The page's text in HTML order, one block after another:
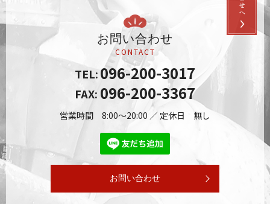
お問い合わせ
CONTACT
TEL:096-200-3017
FAX: 096-200-3367
営業時間 8:00～20:00 ／ 定休日 無し
お問い合わせ